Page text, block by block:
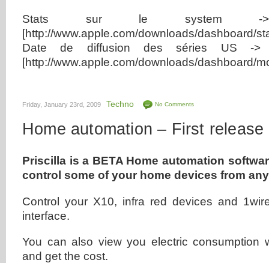
Stats sur le system -
[http://www.apple.com/downloads/dashboard/
Date de diffusion des séries US ->
[http://www.apple.com/downloads/dashboard/
Friday, January 23rd, 2009 Techno No Comments
Home automation – First
Priscilla is a BETA Home automation
control some of your home devices from
Control your X10, infra red devices and
interface.
You can also view you electric consumption
and get the cost.